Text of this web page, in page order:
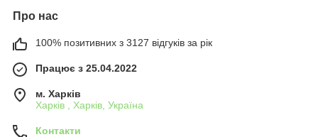
Про нас
100% позитивних з 3127 відгуків за рік
Працює з 25.04.2022
м. Харків
Харків , Харків, Україна
Контакти